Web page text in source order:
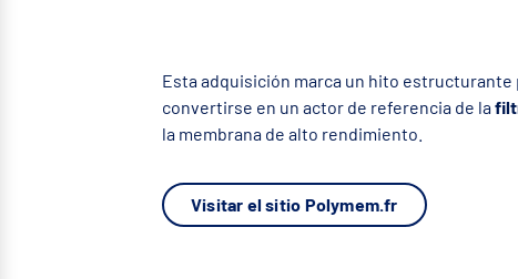
Esta adquisición marca un hito estructurante
convertirse en un actor de referencia de la
la membrana de alto rendimiento.
Visitar el sitio Polymem.fr